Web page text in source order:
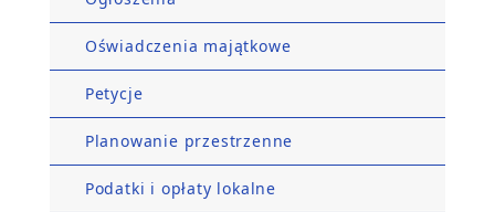
Oświadczenia majątkowe
Petycje
Planowanie przestrzenne
Podatki i opłaty lokalne